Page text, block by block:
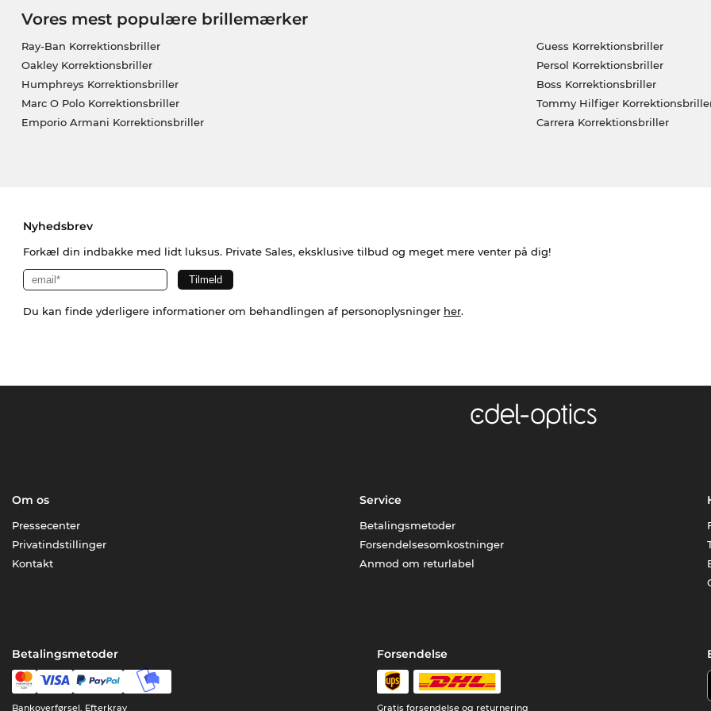
Vores mest populære brillemærker
Ray-Ban Korrektionsbriller
Oakley Korrektionsbriller
Humphreys Korrektionsbriller
Marc O Polo Korrektionsbriller
Emporio Armani Korrektionsbriller
Guess Korrektionsbriller
Persol Korrektionsbriller
Boss Korrektionsbriller
Tommy Hilfiger
Carrera Korrektionsbriller
Nyhedsbrev
Forkæl din indbakke med lidt luksus. Private Sales, eksklusive tilbud og meget mere venter på dig!
Du kan finde yderligere informationer om behandlingen af personoplysninger her.
Om os
Pressecenter
Privatindstillinger
Kontakt
Service
Betalingsmetoder
Forsendelsesomkostninger
Anmod om returlabel
Betalingsmetoder
Bankoverførsel, Efterkrav
Forsendelse
Gratis forsendelse og returnering